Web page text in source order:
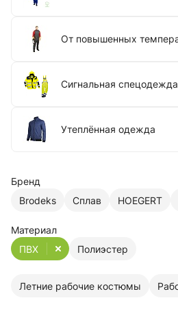
От повышенных
Сигнальная спецодежда
Утеплённая одежда
Бренд
Brodeks
Сплав HOEGERT
Материал
Полиэстер
ПВХ
Летние рабочие костюмы